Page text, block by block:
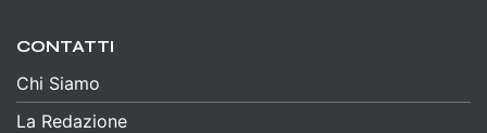
CONTATTI
Chi Siamo
La Redazione